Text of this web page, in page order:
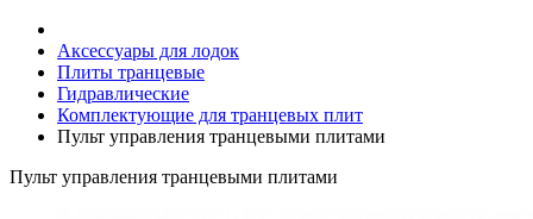
Аксессуары для лодок
Плиты транцевые
Гидравлические
Комплектующие для транцевых плит
Пульт управления транцевыми плитами
Пульт управления транцевыми плитами